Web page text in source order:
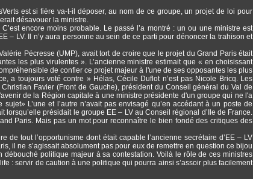
est si fière va-t-il déposer, au nom de ce groupe, un projet de loi pour
désavouer la ministre.
encore moins probable. Le passé l’a montré : un ou une ministre est
– LV. Il n’y aura personne au sein de ce parti pour dénoncer la trahison et
Pécresse (UMP), avait tort de croire que le projet du Grand Paris était
les plus virulentes ». L’ancienne ministre estimait que « en choisissant
de confier ce projet majeur à l'une de ses opposantes les plus
a toujours voté contre » Hélas, Cécile Duflot n’est pas Nicole Bricq. Les
Favier (Front de Gauche), président du Conseil général du Val de
de la Région capitale à une ministre présidente d'un groupe qui ne l'a
L’une et l’autre n’avait pas envisagé qu’en accédant à un poste de
présidait le groupe EE – LV au Conseil régional d’Ile de France.
Paris. Mais pas un mot pour reconnaître le bien fondé des critiques des
tout l’opportunisme dont était capable l’ancienne secrétaire d’EE – LV
il ne s’agissait absolument pas pour eux de remettre en question ce bijou
politique majeur à sa contestation. Voilà le rôle de ces ministres
: servir de caution à une politique qui pourra ainsi s’assoir plus facilement